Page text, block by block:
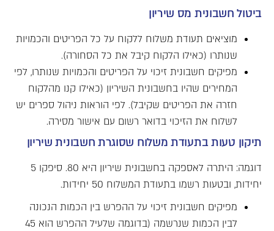
ביטול חשבונית מס שיריון
מוציאים תעודת משלוח ללקוח על כל הפריטים והכמויות
שנותרו (כאילו הלקוח קיבל את כל הסחורה).
מפיקים חשבונית זיכוי על הפריטים והכמויות שנותרו, לפי
המחירים שהיו בחשבונית השיריון (כאילו קנו מהלקוח
חזרה את הפריטים שקיבל). לפי הוראות ניהול ספרים יש
לשלוח את הזיכוי בדואר רשום עם אישור מסירה.
תיקון טעות בתעודת משלוח שסוגרת חשבונית שיריון
דוגמה: היתרה לאספקה בחשבונית שיריון היא 80. סיפקו 5
יחידות, ובטעות רשמו בתעודת המשלוח 50 יחידות.
מפיקים חשבונית זיכוי על ההפרש בין הכמות הנכונה
לבין הכמות שנרשמה (בדוגמה שלעיל ההפרש הוא 45